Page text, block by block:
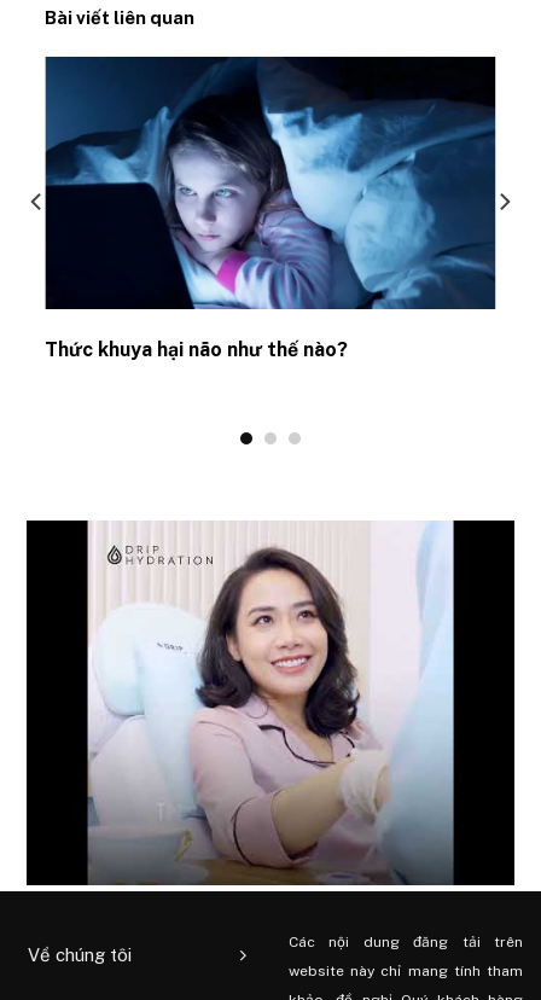
Bài viết liên quan
Thức khuya hại não như thế nào?
Về chúng tôi
Các nội dung đăng tải trên
website này chỉ mang tính tham